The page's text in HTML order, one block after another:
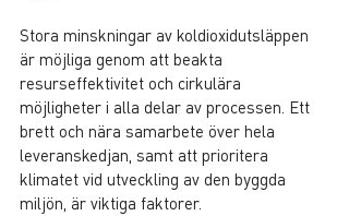
Stora minskningar av koldioxidutsläppen
är möjliga genom att beakta
resurseffektivitet och cirkulära
möjligheter i alla delar av processen. Ett
brett och nära samarbete över hela
leveranskedjan, samt att prioritera
klimatet vid utveckling av den byggda
miljön, är viktiga faktorer.